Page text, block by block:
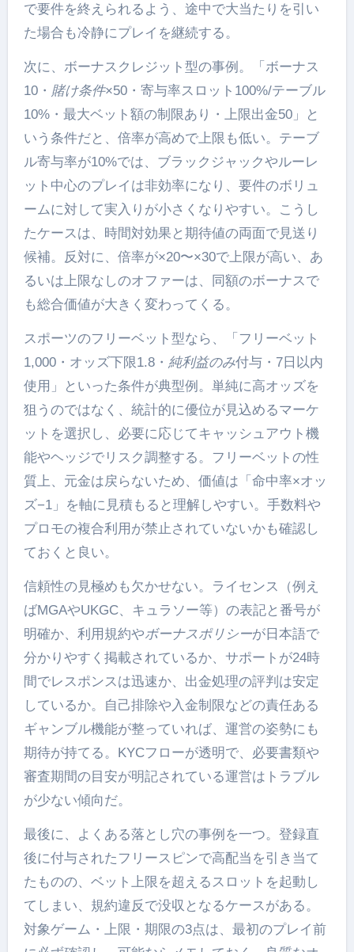
で要件を終えられるよう、途中で大当たりを引い
た場合も冷静にプレイを継続する。
次に、ボーナスクレジット型の事例。「ボーナス
10・ 賭け条件×50・寄与率スロット100%/テーブル
10%・最大ベット額の制限あり・上限出金50」と
いう条件だと、倍率が高めで上限も低い。テーブ
ル寄与率が10%では、ブラックジャックやルーレ
ット中心のプレイは非効率になり、要件のボリュ
ームに対して実入りが小さくなりやすい。こうし
たケースは、時間対効果と期待値の両面で見送り
候補。反対に、倍率が×20〜×30で上限が高い、あ
るいは上限なしのオファーは、同額のボーナスで
も総合価値が大きく変わってくる。
スポーツのフリーベット型なら、「フリーベット
1,000・オッズ下限1.8・ 純利益のみ付与・7日以内
使用」といった条件が典型例。単純に高オッズを
狙うのではなく、統計的に優位が見込めるマーケ
ットを選択し、必要に応じてキャッシュアウト機
能やヘッジでリスク調整する。フリーベットの性
質上、元金は戻らないため、価値は「命中率×オッ
ズ−1」を軸に見積もると理解しやすい。手数料や
プロモの複合利用が禁止されていないかも確認し
ておくと良い。
信頼性の見極めも欠かせない。ライセンス（例え
ばMGAやUKGC、キュラソー等）の表記と番号が
明確か、利用規約やボーナスポリシーが日本語で
分かりやすく掲載されているか、サポートが24時
間でレスポンスは迅速か、出金処理の評判は安定
しているか。自己排除や入金制限などの責任ある
ギャンブル機能が整っていれば、運営の姿勢にも
期待が持てる。KYCフローが透明で、必要書類や
審査期間の目安が明記されている運営はトラブル
が少ない傾向だ。
最後に、よくある落とし穴の事例を一つ。登録直
後に付与されたフリースピンで高配当を引き当て
たものの、ベット上限を超えるスロットを起動し
てしまい、規約違反で没収となるケースがある。
対象ゲーム・上限・期限の3点は、最初のプレイ前